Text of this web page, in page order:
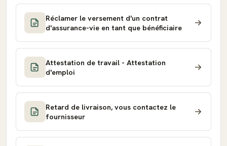
Réclamer le versement d'un contrat
d'assurance-vie en tant que bénéficiaire
Attestation de travail - Attestation
d'emploi
Retard de livraison, vous contactez le
fournisseur